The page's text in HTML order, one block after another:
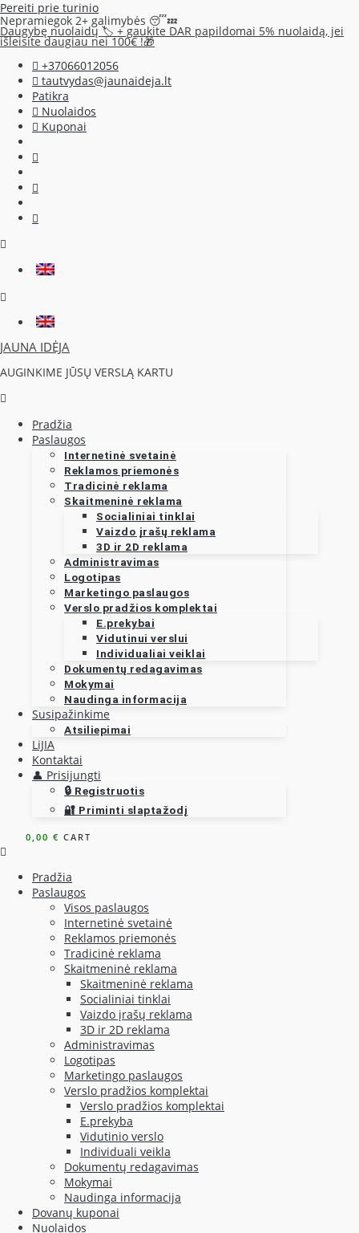
Pereiti prie turinio
Nepramiegok 2+ galimybės 😴💤
Daugybę nuolaidų 🏷️ + gaukite DAR papildomai 5% nuolaidą, jei
išleisite daugiau nei 100€ !🎁
+37066012056
tautvydas@jaunaideja.lt
Patikra
Nuolaidos
Kuponai
JAUNA IDĖJA
AUGINKIME JŪSŲ VERSLĄ KARTU
Pradžia
Paslaugos
Internetinė svetainė
Reklamos priemonės
Tradicinė reklama
Skaitmeninė reklama
Socialiniai tinklai
Vaizdo įrašų reklama
3D ir 2D reklama
Administravimas
Logotipas
Marketingo paslaugos
Verslo pradžios komplektai
E.prekybai
Vidutinui verslui
Individualiai veiklai
Dokumentų redagavimas
Mokymai
Naudinga informacija
Susipažinkime
Atsiliepimai
LiJIA
Kontaktai
👤 Prisijungti
🔒 Registruotis
🔐 Priminti slaptažodį
0,00 € CART
Pradžia
Paslaugos
Visos paslaugos
Internetinė svetainė
Reklamos priemonės
Tradicinė reklama
Skaitmeninė reklama
Skaitmeninė reklama
Socialiniai tinklai
Vaizdo įrašų reklama
3D ir 2D reklama
Administravimas
Logotipas
Marketingo paslaugos
Verslo pradžios komplektai
Verslo pradžios komplektai
E.prekyba
Vidutinio verslo
Individuali veikla
Dokumentų redagavimas
Mokymai
Naudinga informacija
Dovanų kuponai
Nuolaidos